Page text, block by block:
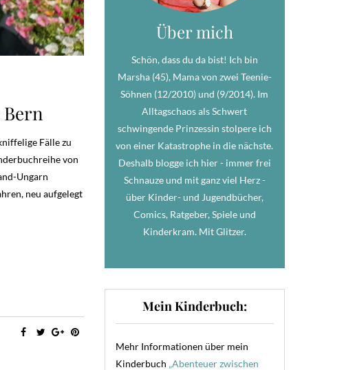
Fälle zu
von
Ungarn
neu aufgelegt
Über mich
Schön, dass du da bist! Ich bin
Marsha (45), Mama von zwei Teenie-
Söhnen (12/2010) und (9/2014). Im
Alltagschaos als Schwert
schwingende Prinzessin stolpere ich
von einer Katastrophe in die nächste.
Deshalb blogge ich hier - immer frei
Schnauze und mit ganz viel Herz -
über Kinder- und Jugendbücher,
Comics, Ratgeber, Spiele und
Kinderkram. Mit Glitzer.
Mein Kinderbuch:
Mehr Informationen über mein
Kinderbuch „Abenteuer zwischen